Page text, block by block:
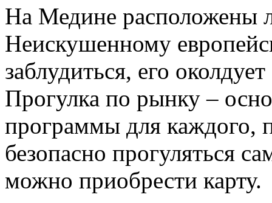
На Медине расположены
Неискушенному
заблудиться, его
Прогулка по рынку –
программы для каждого,
безопасно прогуляться
можно приобрести карту.